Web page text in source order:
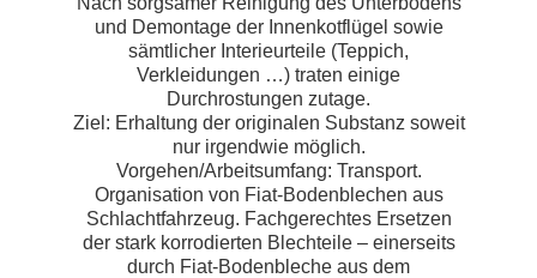
und Demontage der Innenkotflügel sowie
sämtlicher Interieurteile (Teppich,
Verkleidungen …) traten einige
Durchrostungen zutage.
Ziel: Erhaltung der originalen Substanz soweit
nur irgendwie möglich.
Vorgehen/Arbeitsumfang: Transport.
Organisation von Fiat-Bodenblechen aus
Schlachtfahrzeug. Fachgerechtes Ersetzen
der stark korrodierten Blechteile – einerseits
durch Fiat-Bodenbleche aus dem